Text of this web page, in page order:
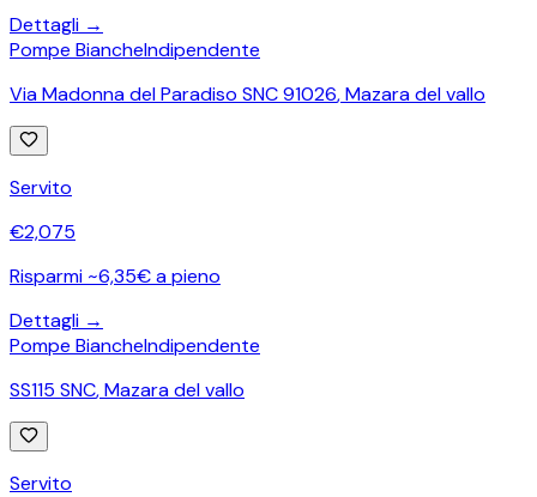
Dettagli →
Pompe BiancheIndipendente
Via Madonna del Paradiso SNC 91026,Mazara del vallo
Servito
€2,075
Risparmi ~6,35€ a pieno
Dettagli →
Pompe BiancheIndipendente
SS115 SNC,Mazara del vallo
Servito